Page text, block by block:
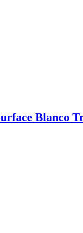
Blanco